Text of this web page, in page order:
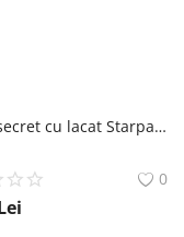
Jurnal secret cu lacat Starpak Koala Starpak
0